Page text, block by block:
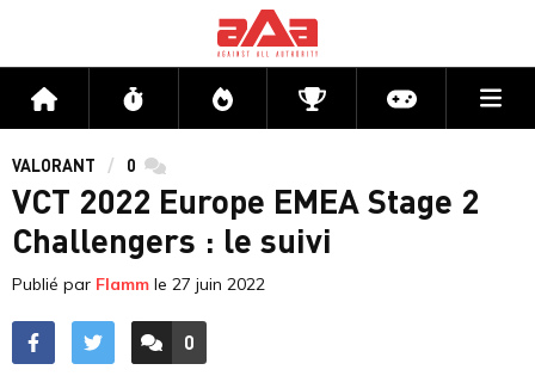
Accueil Flux Directs CompétitionsActu jeux
VALORANT 0 commentaires
VCT 2022 Europe EMEA Stage 2
Challengers : le suivi
Publié par Flamm le 27 juin 2022
ACCÉDER AUX
0
COMMENTAIRES